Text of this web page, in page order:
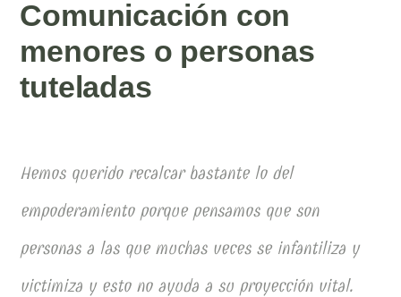
Comunicación con
menores o personas
tuteladas
Hemos querido recalcar bastante lo del
empoderamiento porque pensamos que son
personas a las que muchas veces se infantiliza y
victimiza y esto no ayuda a su proyección vital.